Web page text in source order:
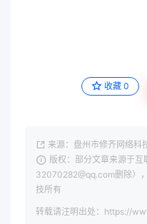
收藏 0
来源：盘州市修齐网络科
版权：部分文章来源于
32070282@qq.com删除）
技所有
转载请注明出处：https://